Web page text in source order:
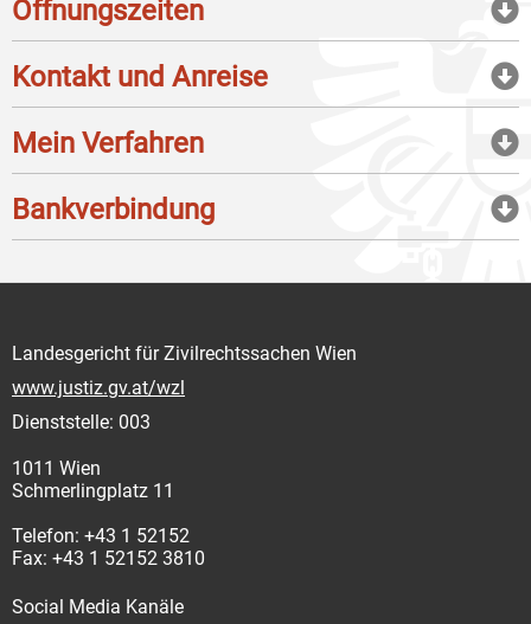
Öffnungszeiten
Kontakt und Anreise
Mein Verfahren
Bankverbindung
Landesgericht für Zivilrechtssachen Wien
www.justiz.gv.at/wzl
Dienststelle: 003
1011 Wien
Schmerlingplatz 11
Telefon: +43 1 52152
Fax: +43 1 52152 3810
Social Media Kanäle